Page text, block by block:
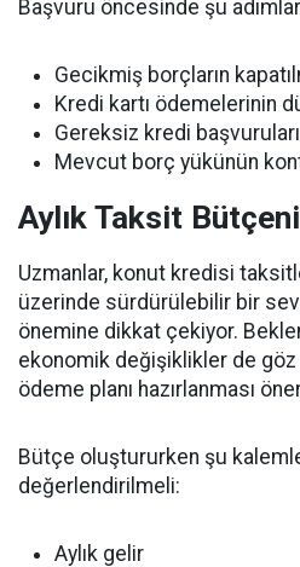
Başvuru öncesinde şu
Gecikmiş borçların
Kredi kartı ödemelerinin
Gereksiz kredi
Mevcut borç yükünün
Aylık Taksit
Uzmanlar, konut kredisi
üzerinde sürdürülebilir bir
önemine dikkat çekiyor.
ekonomik değişiklikler de
ödeme planı hazırlanması
Bütçe oluştururken şu
değerlendirilmeli:
Aylık gelir